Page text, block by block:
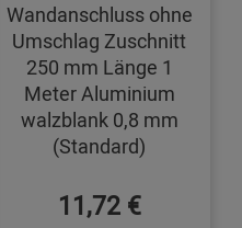
Wandanschluss ohne
Umschlag Zuschnitt
250 mm Länge 1
Meter Aluminium
walzblank 0,8 mm
(Standard)
11,72 €